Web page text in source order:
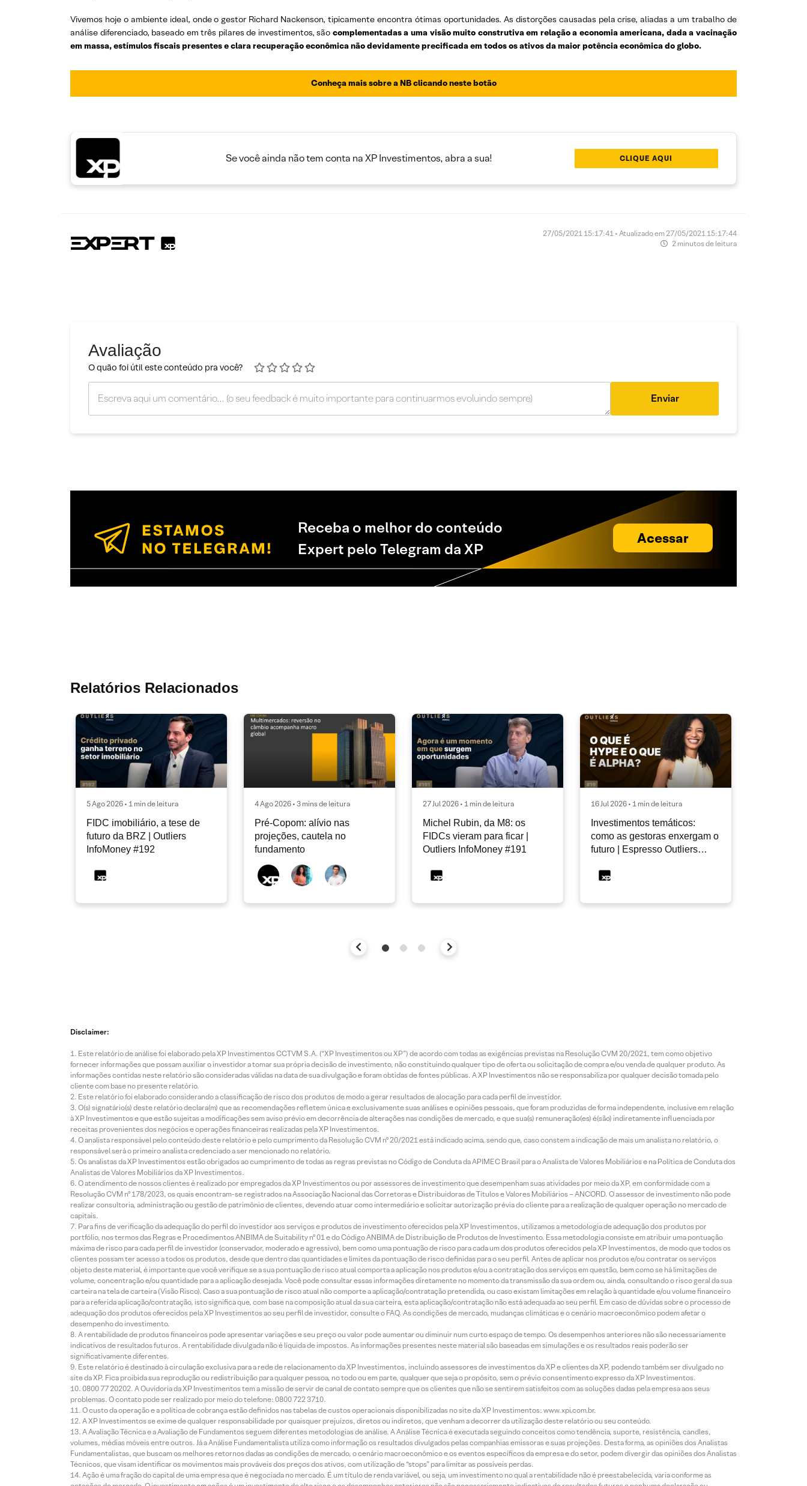
Vivemos hoje o ambiente ideal, onde o gestor Richard Nackenson, tipicamente encontra ótimas oportunidades. As distorções causadas pela crise, aliadas a um trabalho de
análise diferenciado, baseado em três pilares de investimentos, são complementadas a uma visão muito construtiva em relação a economia americana, dada a vacinação
em massa, estímulos fiscais presentes e clara recuperação econômica não devidamente precificada em todos os ativos da maior potência econômica do globo.
Conheça mais sobre a NB clicando neste botão
Se você ainda não tem conta na XP Investimentos, abra a sua! CLIQUE AQUI
27/05/2021 15:17:41 • Atualizado em 27/05/2021 15:17:44
2 minutos de leitura
Avaliação
O quão foi útil este conteúdo pra você?
Enviar
Receba o melhor do conteúdo
Expert pelo Telegram da XP
Acessar
Relatórios Relacionados
5 Ago 2026 • 1 min de leitura
FIDC imobiliário, a tese de
futuro da BRZ | Outliers
InfoMoney #192
4 Ago 2026 • 3 mins de leitura
Pré-Copom: alívio nas
projeções, cautela no
fundamento
27 Jul 2026 • 1 min de leitura
Michel Rubin, da M8: os
FIDCs vieram para ficar |
Outliers InfoMoney #191
16 Jul 2026 • 1 min de leitura
Investimentos temáticos:
como as gestoras enxergam o
futuro | Espresso Outliers
Disclaimer:
Este relatório de análise foi elaborado pela XP Investimentos CCTVM S.A. (“XP Investimentos ou XP”) de acordo com todas as exigências previstas na Resolução CVM 20/2021, tem como objetivo
fornecer informações que possam auxiliar o investidor a tomar sua própria decisão de investimento, não constituindo qualquer tipo de oferta ou solicitação de compra e/ou venda de qualquer produto. As
informações contidas neste relatório são consideradas válidas na data de sua divulgação e foram obtidas de fontes públicas. A XP Investimentos não se responsabiliza por qualquer decisão tomada pelo
cliente com base no presente relatório.
Este relatório foi elaborado considerando a classificação de risco dos produtos de modo a gerar resultados de alocação para cada perfil de investidor.
O(s) signatário(s) deste relatório declara(m) que as recomendações refletem única e exclusivamente suas análises e opiniões pessoais, que foram produzidas de forma independente, inclusive em relação
à XP Investimentos e que estão sujeitas a modificações sem aviso prévio em decorrência de alterações nas condições de mercado, e que sua(s) remuneração(es) é(são) indiretamente influenciada por
receitas provenientes dos negócios e operações financeiras realizadas pela XP Investimentos.
O analista responsável pelo conteúdo deste relatório e pelo cumprimento da Resolução CVM nº 20/2021 está indicado acima, sendo que, caso constem a indicação de mais um analista no relatório, o
responsável será o primeiro analista credenciado a ser mencionado no relatório.
Os analistas da XP Investimentos estão obrigados ao cumprimento de todas as regras previstas no Código de Conduta da APIMEC Brasil para o Analista de Valores Mobiliários e na Política de Conduta dos
Analistas de Valores Mobiliários da XP Investimentos.
O atendimento de nossos clientes é realizado por empregados da XP Investimentos ou por assessores de investimento que desempenham suas atividades por meio da XP, em conformidade com a
Resolução CVM nº 178/2023, os quais encontram-se registrados na Associação Nacional das Corretoras e Distribuidoras de Títulos e Valores Mobiliários – ANCORD. O assessor de investimento não pode
realizar consultoria, administração ou gestão de patrimônio de clientes, devendo atuar como intermediário e solicitar autorização prévia do cliente para a realização de qualquer operação no mercado de
capitais.
Para fins de verificação da adequação do perfil do investidor aos serviços e produtos de investimento oferecidos pela XP Investimentos, utilizamos a metodologia de adequação dos produtos por
portfólio, nos termos das Regras e Procedimentos ANBIMA de Suitability nº 01 e do Código ANBIMA de Distribuição de Produtos de Investimento. Essa metodologia consiste em atribuir uma pontuação
máxima de risco para cada perfil de investidor (conservador, moderado e agressivo), bem como uma pontuação de risco para cada um dos produtos oferecidos pela XP Investimentos, de modo que todos os
clientes possam ter acesso a todos os produtos, desde que dentro das quantidades e limites da pontuação de risco definidas para o seu perfil. Antes de aplicar nos produtos e/ou contratar os serviços
objeto deste material, é importante que você verifique se a sua pontuação de risco atual comporta a aplicação nos produtos e/ou a contratação dos serviços em questão, bem como se há limitações de
volume, concentração e/ou quantidade para a aplicação desejada. Você pode consultar essas informações diretamente no momento da transmissão da sua ordem ou, ainda, consultando o risco geral da sua
carteira na tela de carteira (Visão Risco). Caso a sua pontuação de risco atual não comporte a aplicação/contratação pretendida, ou caso existam limitações em relação à quantidade e/ou volume financeiro
para a referida aplicação/contratação, isto significa que, com base na composição atual da sua carteira, esta aplicação/contratação não está adequada ao seu perfil. Em caso de dúvidas sobre o processo de
adequação dos produtos oferecidos pela XP Investimentos ao seu perfil de investidor, consulte o FAQ. As condições de mercado, mudanças climáticas e o cenário macroeconômico podem afetar o
desempenho do investimento.
A rentabilidade de produtos financeiros pode apresentar variações e seu preço ou valor pode aumentar ou diminuir num curto espaço de tempo. Os desempenhos anteriores não são necessariamente
indicativos de resultados futuros. A rentabilidade divulgada não é líquida de impostos. As informações presentes neste material são baseadas em simulações e os resultados reais poderão ser
significativamente diferentes.
Este relatório é destinado à circulação exclusiva para a rede de relacionamento da XP Investimentos, incluindo assessores de investimentos da XP e clientes da XP, podendo também ser divulgado no
site da XP. Fica proibida sua reprodução ou redistribuição para qualquer pessoa, no todo ou em parte, qualquer que seja o propósito, sem o prévio consentimento expresso da XP Investimentos.
0800 77 20202. A Ouvidoria da XP Investimentos tem a missão de servir de canal de contato sempre que os clientes que não se sentirem satisfeitos com as soluções dadas pela empresa aos seus
problemas. O contato pode ser realizado por meio do telefone: 0800 722 3710.
O custo da operação e a política de cobrança estão definidos nas tabelas de custos operacionais disponibilizadas no site da XP Investimentos: www.xpi.com.br.
A XP Investimentos se exime de qualquer responsabilidade por quaisquer prejuízos, diretos ou indiretos, que venham a decorrer da utilização deste relatório ou seu conteúdo.
A Avaliação Técnica e a Avaliação de Fundamentos seguem diferentes metodologias de análise. A Análise Técnica é executada seguindo conceitos como tendência, suporte, resistência, candles,
volumes, médias móveis entre outros. Já a Análise Fundamentalista utiliza como informação os resultados divulgados pelas companhias emissoras e suas projeções. Desta forma, as opiniões dos Analistas
Fundamentalistas, que buscam os melhores retornos dadas as condições de mercado, o cenário macroeconômico e os eventos específicos da empresa e do setor, podem divergir das opiniões dos Analistas
Técnicos, que visam identificar os movimentos mais prováveis dos preços dos ativos, com utilização de “stops” para limitar as possíveis perdas.
Ação é uma fração do capital de uma empresa que é negociada no mercado. É um título de renda variável, ou seja, um investimento no qual a rentabilidade não é preestabelecida, varia conforme as